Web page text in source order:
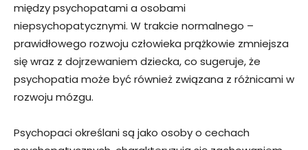
między psychopatami a osobami
niepsychopatycznymi. W trakcie normalnego –
prawidłowego rozwoju człowieka prążkowie zmniejsza
się wraz z dojrzewaniem dziecka, co sugeruje, że
psychopatia może być również związana z różnicami w
rozwoju mózgu.
Psychopaci określani są jako osoby o cechach